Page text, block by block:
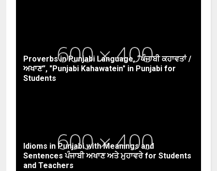
Proverbs in Punjabi Language, “ਪੰਜਾਬੀ ਕਹਾਵਤਾਂ /
ਅਖਾਣ”, "Punjabi Kahawatein" in Punjabi for
Students
Idioms in Punjabi with Meanings and
Sentences ਪੰਜਾਬੀ ਅਖਾਣ ਅਤੇ ਮੁਹਾਵਰੇ for Students
and Teachers